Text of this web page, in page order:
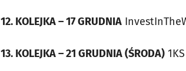
12. KOLEJKA – 17 GRUDNIA
13. KOLEJKA – 21 GRUDNIA (ŚRODA)